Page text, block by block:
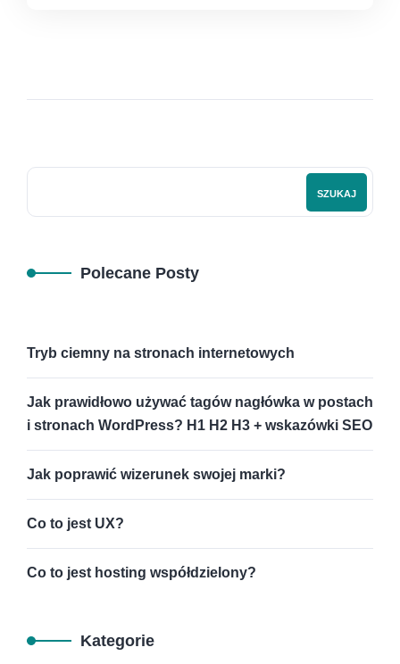
SZUKAJ
Polecane Posty
Tryb ciemny na stronach internetowych
Jak prawidłowo używać tagów nagłówka w postach
i stronach WordPress? H1 H2 H3 + wskazówki SEO
Jak poprawić wizerunek swojej marki?
Co to jest UX?
Co to jest hosting współdzielony?
Kategorie